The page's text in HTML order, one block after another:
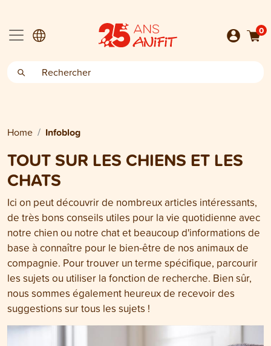
0
Home Infoblog
TOUT SUR LES CHIENS ET LES
CHATS
Ici on peut découvrir de nombreux articles intéressants,
de très bons conseils utiles pour la vie quotidienne avec
notre chien ou notre chat et beaucoup d'informations de
base à connaître pour le bien-être de nos animaux de
compagnie. Pour trouver un terme spécifique, parcourir
les sujets ou utiliser la fonction de recherche. Bien sûr,
nous sommes également heureux de recevoir des
suggestions sur tous les sujets !